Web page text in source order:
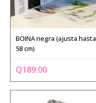
BOINA negra (ajusta hasta
58 cm)
Q189.00